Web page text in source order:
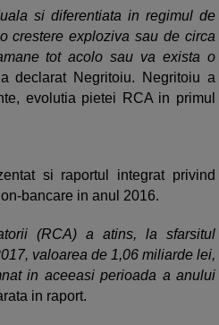
si diferentiata in regimul de
crestere exploziva sau de circa
tot acolo sau va exista o
declarat Negritoiu. Negritoiu a
evolutia pietei RCA in primul
si raportul integrat privind
bancare in anul 2016.
(RCA) a atins, la sfarsitul
valoarea de 1,06 miliarde lei,
in aceeasi perioada a anului
in raport.